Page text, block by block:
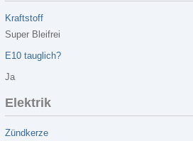
Kraftstoff
Super Bleifrei
E10 tauglich?
Ja
Elektrik
Zündkerze